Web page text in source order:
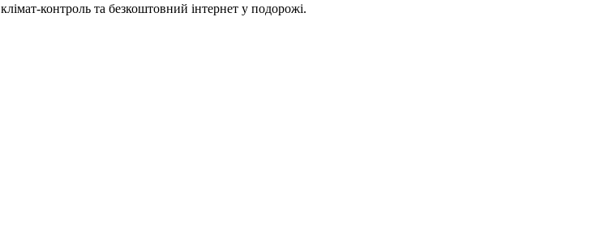
клімат-контроль та безкоштовний інтернет у подорожі.